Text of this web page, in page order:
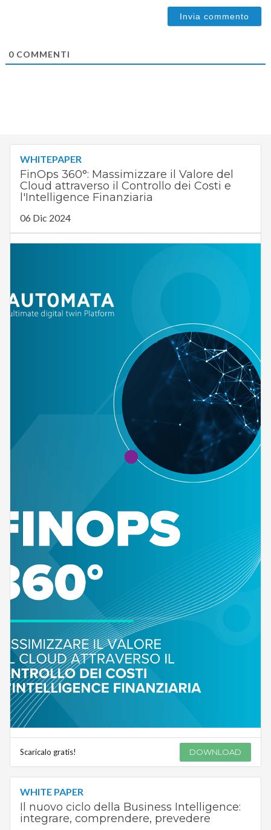
0COMMENTI
WHITEPAPER
FinOps 360°: Massimizzare il Valore del
Cloud attraverso il Controllo dei Costi e
l'Intelligence Finanziaria
06 Dic 2024
Scaricalo gratis! DOWNLOAD
WHITE PAPER
Il nuovo ciclo della Business Intelligence:
integrare, comprendere, prevedere